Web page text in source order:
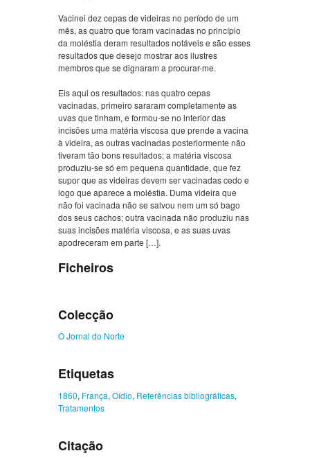
Vacinei dez cepas de videiras no período de um
mês, as quatro que foram vacinadas no princípio
da moléstia deram resultados notáveis e são esses
resultados que desejo mostrar aos ilustres
membros que se dignaram a procurar-me.
Eis aqui os resultados: nas quatro cepas
vacinadas, primeiro sararam completamente as
uvas que tinham, e formou-se no interior das
incisões uma matéria viscosa que prende a vacina
à videira, as outras vacinadas posteriormente não
tiveram tão bons resultados; a matéria viscosa
produziu-se só em pequena quantidade, que fez
supor que as videiras devem ser vacinadas cedo e
logo que aparece a moléstia. Duma videira que
não foi vacinada não se salvou nem um só bago
dos seus cachos; outra vacinada não produziu nas
suas incisões matéria viscosa, e as suas uvas
apodreceram em parte […].
Ficheiros
Colecção
O Jornal do Norte
Etiquetas
1860, França, Oídio, Referências bibliográficas,
Tratamentos
Citação